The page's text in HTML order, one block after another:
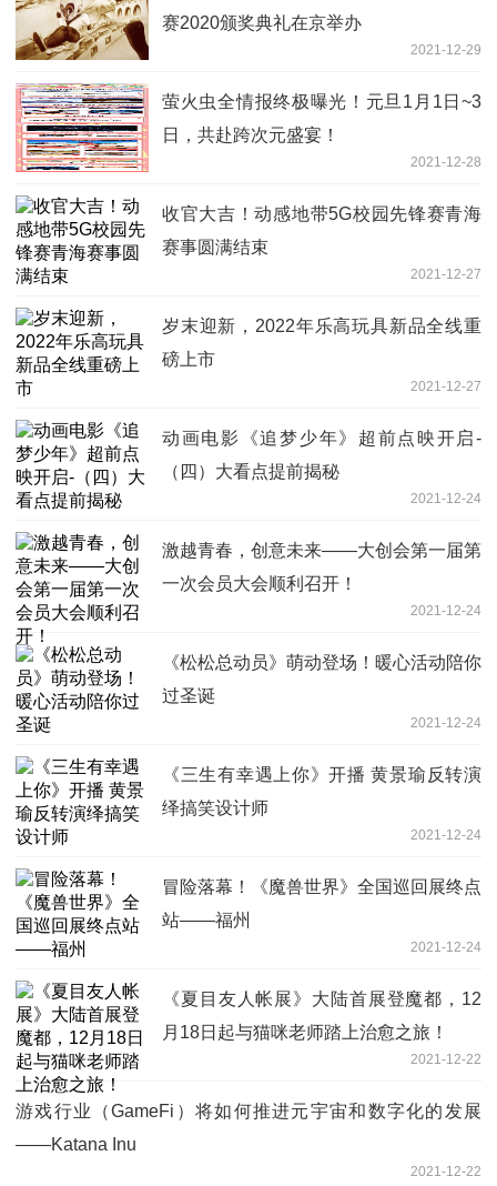
赛2020颁奖典礼在京举办
2021-12-29
萤火虫全情报终极曝光！元旦1月1日~3
日，共赴跨次元盛宴！
2021-12-28
收官大吉！动感地带5G校园先锋赛青海
赛事圆满结束
2021-12-27
岁末迎新，2022年乐高玩具新品全线重
磅上市
2021-12-27
动画电影《追梦少年》超前点映开启-
（四）大看点提前揭秘
2021-12-24
激越青春，创意未来——大创会第一届第
一次会员大会顺利召开！
2021-12-24
《松松总动员》萌动登场！暖心活动陪你
过圣诞
2021-12-24
《三生有幸遇上你》开播 黄景瑜反转演
绎搞笑设计师
2021-12-24
冒险落幕！《魔兽世界》全国巡回展终点
站——福州
2021-12-24
《夏目友人帐展》大陆首展登魔都，12
月18日起与猫咪老师踏上治愈之旅！
2021-12-22
游戏行业（GameFi）将如何推进元宇宙和数字化的发展
——Katana Inu
2021-12-22